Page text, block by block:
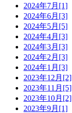
2024年7月[1]
2024年6月[3]
2024年5月[5]
2024年4月[3]
2024年3月[3]
2024年2月[3]
2024年1月[3]
2023年12月[2]
2023年11月[5]
2023年10月[2]
2023年9月[1]